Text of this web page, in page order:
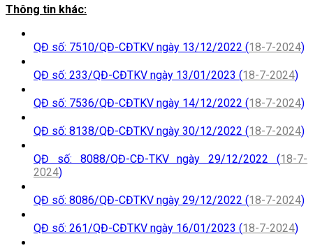
Thông tin khác:
QĐ số: 7510/QĐ-CĐTKV ngày 13/12/2022 (18-7-2024)
QĐ số: 233/QĐ-CĐTKV ngày 13/01/2023 (18-7-2024)
QĐ số: 7536/QĐ-CĐTKV ngày 14/12/2022 (18-7-2024)
QĐ số: 8138/QĐ-CĐTKV ngày 30/12/2022 (18-7-2024)
QĐ số: 8088/QĐ-CĐ-TKV ngày 29/12/2022 (18-7-
2024)
QĐ số: 8086/QĐ-CĐTKV ngày 29/12/2022 (18-7-2024)
QĐ số: 261/QĐ-CĐTKV ngày 16/01/2023 (18-7-2024)